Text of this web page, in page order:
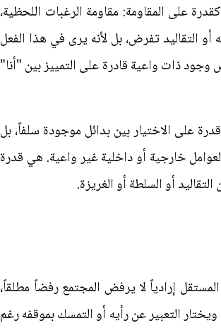
على المقاومة: مقاومة الرغبات اللحظية،
أو التقاليد تفرض، بل لأنه يرى في هذا الفعل
وجود ذات واعية قادرة على التمييز بين "أنا"
على الاختيار بين بدائل موجودة سلفاً، بل
خارجية أو داخلية غير واعية. هي قدرة
أو السلطة أو الغريزة.
إرادياً لا يرفض المجتمع رفضاً مطلقاً،
التعبير عن رأيه أو التمسك بموقفه رغم